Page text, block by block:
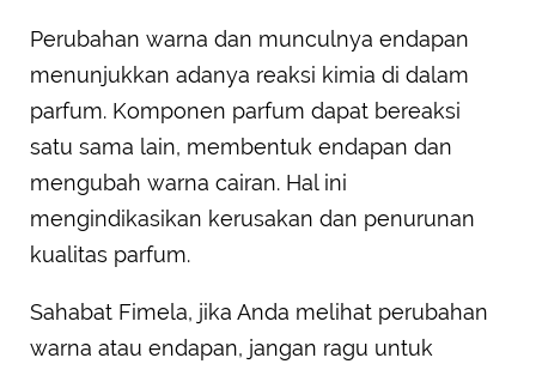
Perubahan warna dan munculnya endapan
menunjukkan adanya reaksi kimia di dalam
parfum. Komponen parfum dapat bereaksi
satu sama lain, membentuk endapan dan
mengubah warna cairan. Hal ini
mengindikasikan kerusakan dan penurunan
kualitas parfum.
Sahabat Fimela, jika Anda melihat perubahan
warna atau endapan, jangan ragu untuk